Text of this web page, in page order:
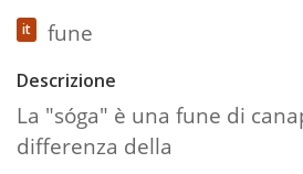
it fune
Descrizione
La "sóga" è una fune di
differenza della